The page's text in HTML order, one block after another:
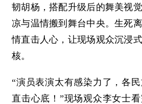
韧胡杨，搭配升级后的舞美视
凉与温情搬到舞台中央。生死
情直击人心，让现场观众沉浸
核。
“演员表演太有感染力了，各
直击心底！”现场观众李女士看